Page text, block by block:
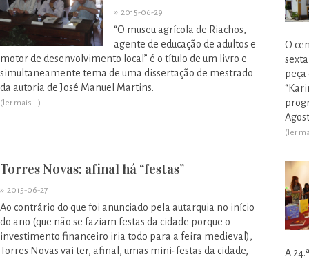
» 2015-06-29
“O museu agrícola de Riachos,
agente de educação de adultos e
motor de desenvolvimento local” é o título de um livro e
simultaneamente tema de uma dissertação de mestrado
da autoria de José Manuel Martins.
(ler mais...)
O
peça
(ler
Torres Novas: afinal há “festas”
» 2015-06-27
Ao contrário do que foi anunciado pela autarquia no início
do ano (que não se faziam festas da cidade porque o
investimento financeiro iria todo para a feira medieval),
Torres Novas vai ter, afinal, umas mini-festas da cidade,
A